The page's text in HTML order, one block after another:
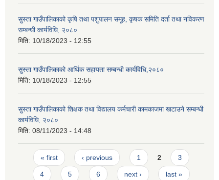
सुस्ता गाउँपालिकाको कृषि तथा पशुपालन समूह, कृषक समिति दर्ता तथा नविकरण
सम्बन्धी कार्यविधि, २०८०
मिति: 10/18/2023 - 12:55
सुस्ता गाउँपालिकाको आर्थिक सहायता सम्बन्धी कार्यविधि,२०८०
मिति: 10/18/2023 - 12:55
सुस्ता गाउँपालिकाको शिक्षक तथा विद्यालय कर्मचारी कामकाजमा खटाउने सम्बन्धी
कार्यविधि, २०८०
मिति: 08/11/2023 - 14:48
Pages
« first ‹ previous 1 2 3
4 5 6 next › last »